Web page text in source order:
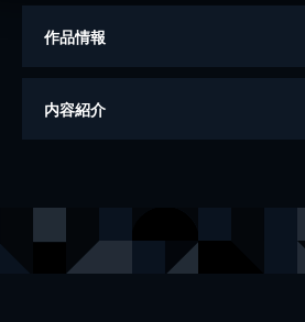
作品情報
著者
内容紹介